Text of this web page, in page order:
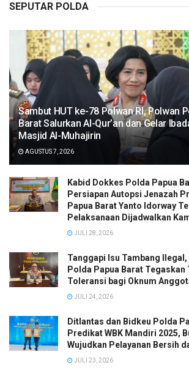
SEPUTAR POLDA
Sambut HUT ke-78 Polwan RI, Polwan
Barat Salurkan Al-Qur’an dan Gelar
Masjid Al-Muhajirin
AGUSTUS 7, 2026
Kabid Dokkes Polda Papua
Persiapan Autopsi Jenazah
Papua Barat Yanto Idorway
Pelaksanaan Dijadwalkan
JULI 28, 2026
Tanggapi Isu Tambang Ilegal,
Polda Papua Barat Tegaskan
Toleransi bagi Oknum
JULI 24, 2026
Ditlantas dan Bidkeu Polda
Predikat WBK Mandiri 2025,
Wujudkan Pelayanan Bersih
JULI 23, 2026